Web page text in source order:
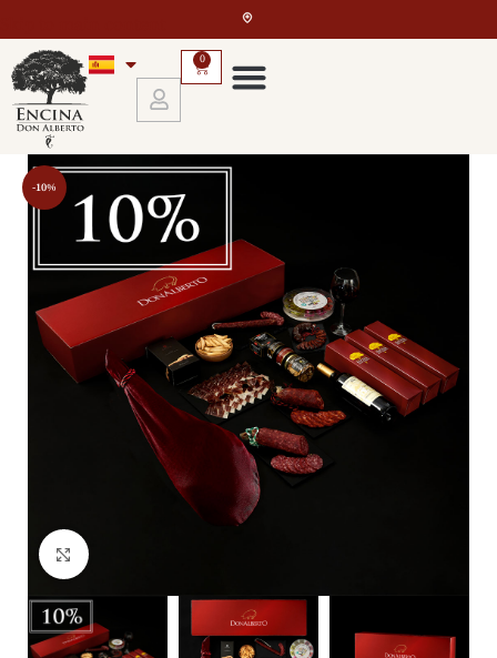
0
-10%
Clic para ampliar